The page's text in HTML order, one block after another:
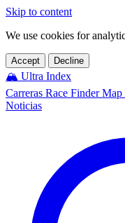
Skip to content
We use cookies for
Accept Decline
🏔️ Ultra Index
Carreras Race FinderMap
Noticias